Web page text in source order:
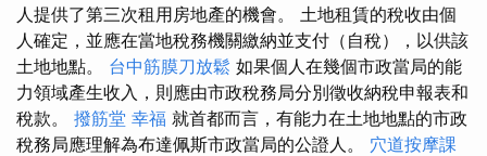
人提供了第三次租用房地產的機會。 土地租賃的稅收由個
人確定，並應在當地稅務機關繳納並支付（自稅），以供該
土地地點。 台中筋膜刀放鬆 如果個人在幾個市政當局的能
力領域產生收入，則應由市政稅務局分別徵收納稅申報表和
稅款。 撥筋堂 幸福 就首都而言，有能力在土地地點的市政
稅務局應理解為布達佩斯市政當局的公證人。 穴道按摩課